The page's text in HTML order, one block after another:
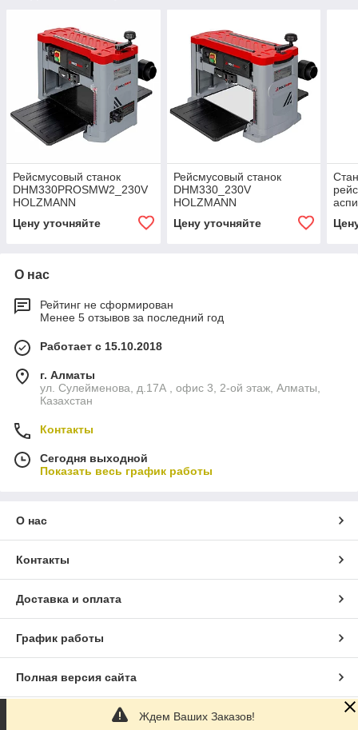
Рейсмусовый станок
DHM330PROSMW2_230V
HOLZMANN
Цену уточняйте
Рейсмусовый станок
DHM330_230V
HOLZMANN
Цену уточняйте
О нас
Рейтинг не сформирован
Менее 5 отзывов за последний год
Работает с 15.10.2018
г. Алматы
ул. Сулейменова, д.17А , офис 3, 2-ой этаж, Алматы,
Казахстан
Контакты
Сегодня выходной
Показать весь график работы
О нас
Контакты
Доставка и оплата
График работы
Полная версия сайта
Сайт создан на маркетплейсеSatu.kz
Ждем Ваших Заказов!